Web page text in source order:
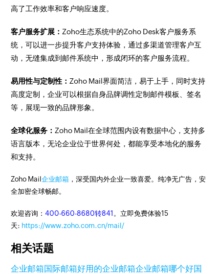
高了工作效率和客户响应速度。
客户服务扩展： Zoho生态系统中的Zoho Desk客户服务系
统，可以进一步提升客户支持体验，通过多渠道管理客户互
动，无缝集成到邮件系统中，形成闭环的客户服务流程。
易用性与定制性： Zoho Mail界面简洁，易于上手，同时支持
高度定制，企业可以根据自身品牌调性定制邮件模板、签名
等，展现一致的品牌形象。
全球化服务： Zoho Mail在全球范围内设有数据中心，支持多
语言版本，无论企业位于世界何处，都能享受本地化的服务
和支持。
Zoho Mail企业邮箱 ，深受国内外企业一致喜爱。纯净无广告，安
全加密全球畅邮。
欢迎咨询：400-660-8680转841 。立即免费体验15
天: https://www.zoho.com.cn/mail/
相关话题
企业邮箱国际邮箱好用的企业邮箱企业邮箱哪个好国